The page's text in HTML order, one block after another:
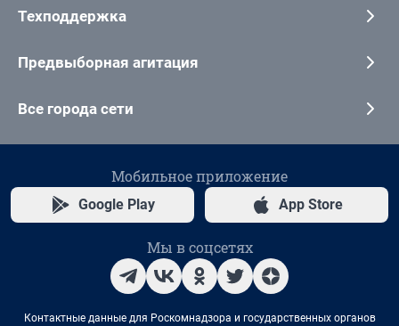
Техподдержка
Предвыборная агитация
Все города сети
Мобильное приложение
Google Play App Store
Мы в соцсетях
Контактные данные для Роскомнадзора и государственных органов